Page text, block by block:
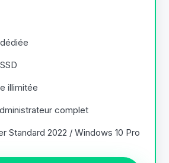
illimitée
complet
Standard 2022 / Windows 10 Pro